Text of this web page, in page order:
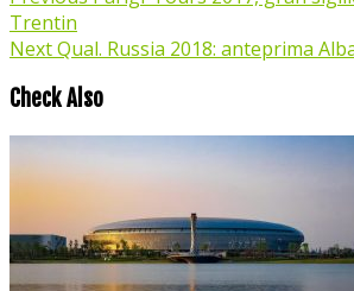
Trentin
NextQual. Russia 2018: anteprima
Check Also